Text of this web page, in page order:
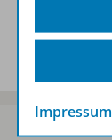
Impressum